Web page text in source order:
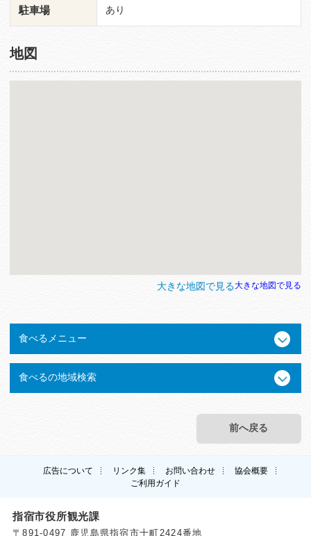
駐車場 あり
地図
大きな地図で見る
大きな地図で見る
食べるメニュー
食べるの地域検索
前へ戻る
広告について リンク集 お問い合わせ
協会概要
ご利用ガイド
指宿市役所観光課
〒891-0497 鹿児島県指宿市十町2424番地